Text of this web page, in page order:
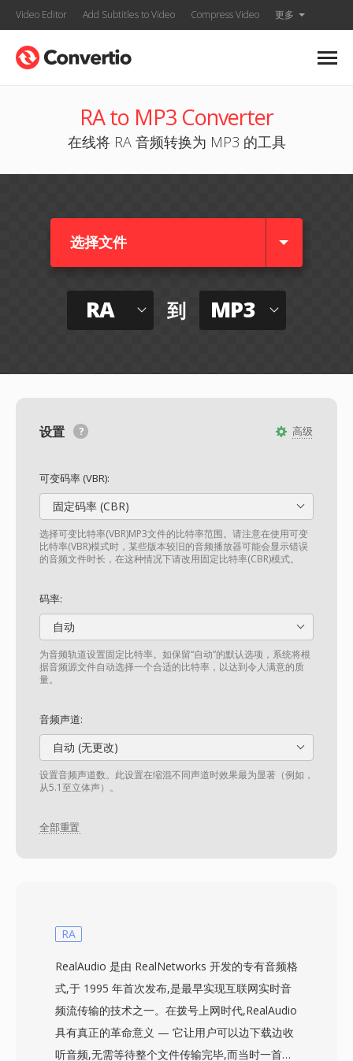
Video Editor Add Subtitles to Video Compress Video 更多
RA to MP3 Converter
在线将 RA 音频转换为 MP3 的工具
选择文件
RA 到 MP3
高级
设置
可变码率 (VBR):
固定码率 (CBR)
选择可变比特率(VBR)MP3文件的比特率范围。请注意在使用可变
比特率(VBR)模式时，某些版本较旧的音频播放器可能会显示错误
的音频文件时长，在这种情况下请改用固定比特率(CBR)模式。
码率:
自动
为音频轨道设置固定比特率。如保留“自动”的默认选项，系统将根
据音频源文件自动选择一个合适的比特率，以达到令人满意的质
量。
音频声道:
自动 (无更改)
设置音频声道数。此设置在缩混不同声道时效果最为显著（例如，
从5.1至立体声）。
全部重置
RA
RealAudio 是由 RealNetworks 开发的专有音频格
式,于 1995 年首次发布,是最早实现互联网实时音
频流传输的技术之一。在拨号上网时代,RealAudio
具有真正的革命意义 — 它让用户可以边下载边收
听音频,无需等待整个文件传输完毕,而当时一首三